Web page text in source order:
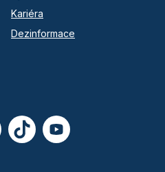
Kariéra
Dezinformace